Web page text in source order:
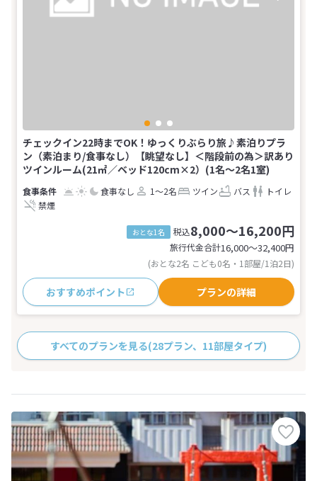
チェックイン22時までOK！ゆっくりぶらり旅♪素泊りプラ
ン（素泊まり/食事なし）【眺望なし】＜階段前の為＞訳あり
ツインルーム(21㎡／ベッド120cm×2）(1名～2名1室)
食事なし 1～2名 ツイン バス
トイレ
禁煙
おとな1名 税込8,000～16,200円
旅行代金合計16,000〜32,400円
(おとな2名 こども0名・1部屋/1泊2日)
おすすめポイント プランの詳細
すべてのプランを見る(28プラン、11部屋タイプ)